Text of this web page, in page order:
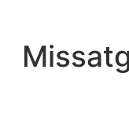
contingut